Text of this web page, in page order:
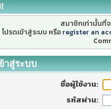
สมาชิกเท่านั้นที่จ
โปรดเข้าสู่ระบบ หรือ register an
าสู่ระบบ
ชื่อผู้ใช้งาน:
รหัสผ่าน: